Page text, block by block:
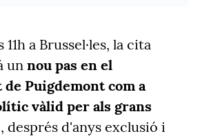
a Brussel·les, la cita
un nou pas en el
Puigdemont com a
vàlid per als grans
, després d'anys exclusió i